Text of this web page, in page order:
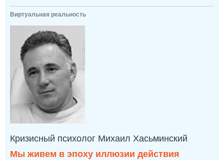
Виртуальная реальность
Кризисный психолог Михаил Хасьминский
Мы живем в эпоху иллюзии действия